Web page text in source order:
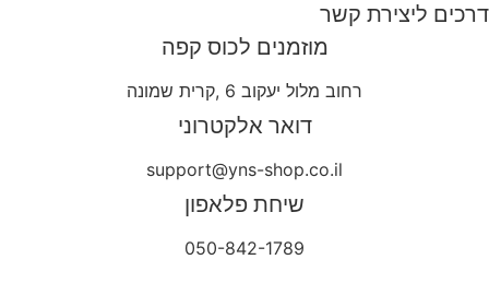
דרכים ליצירת קשר
מוזמנים לכוס קפה
רחוב מלול יעקוב 6 ,קרית שמונה
דואר אלקטרוני
support@yns-shop.co.il
שיחת פלאפון
050-842-1789